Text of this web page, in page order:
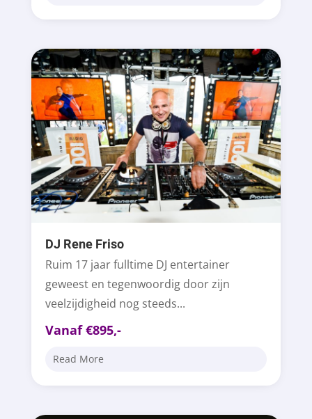
DJ Rene Friso
Ruim 17 jaar fulltime DJ entertainer
geweest en tegenwoordig door zijn
veelzijdigheid nog steeds...
Vanaf €895,-
Read More